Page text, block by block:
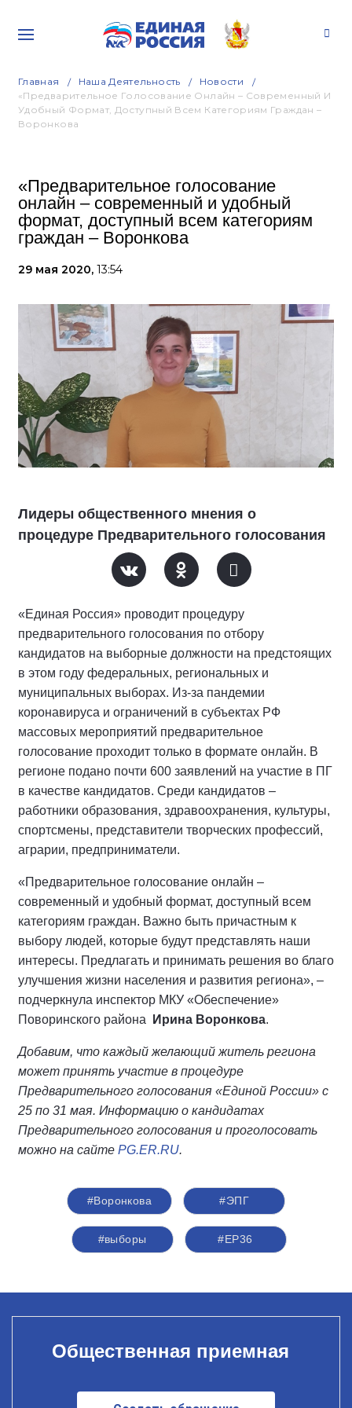
Главная Наша Деятельность
Новости
«Предварительное Голосование Онлайн – Cовременный И
Удобный Формат, Доступный Всем Категориям Граждан –
Воронкова
«Предварительное голосование
онлайн – cовременный и удобный
формат, доступный всем категориям
граждан – Воронкова
29 мая 2020, 13:54
Лидеры общественного мнения о
процедуре Предварительного голосования
«Единая Россия» проводит процедуру
предварительного голосования по отбору
кандидатов на выборные должности на предстоящих
в этом году федеральных, региональных и
муниципальных выборах. Из-за пандемии
коронавируса и ограничений в субъектах РФ
массовых мероприятий предварительное
голосование проходит только в формате онлайн. В
регионе подано почти 600 заявлений на участие в ПГ
в качестве кандидатов. Среди кандидатов –
работники образования, здравоохранения, культуры,
спортсмены, представители творческих профессий,
аграрии, предприниматели.
«Предварительное голосование онлайн –
cовременный и удобный формат, доступный всем
категориям граждан. Важно быть причастным к
выбору людей, которые будут представлять наши
интересы. Предлагать и принимать решения во благо
улучшения жизни населения и развития региона», –
подчеркнула инспектор МКУ «Обеспечение»
Поворинского района
Ирина Воронкова.
Добавим, что каждый желающий житель региона
может принять участие в процедуре
Предварительного голосования «Единой России» с
25 по 31 мая. Информацию о кандидатах
Предварительного голосования и проголосовать
можно на сайте PG.ER.RU.
#Воронкова #ЭПГ
#выборы #ЕР36
Общественная приемная